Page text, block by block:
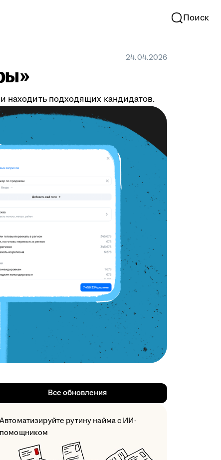
Поиск
24.04.2026
находить подходящих кандидатов.
Все обновления
Автоматизируйте рутину найма с ИИ-
помощником